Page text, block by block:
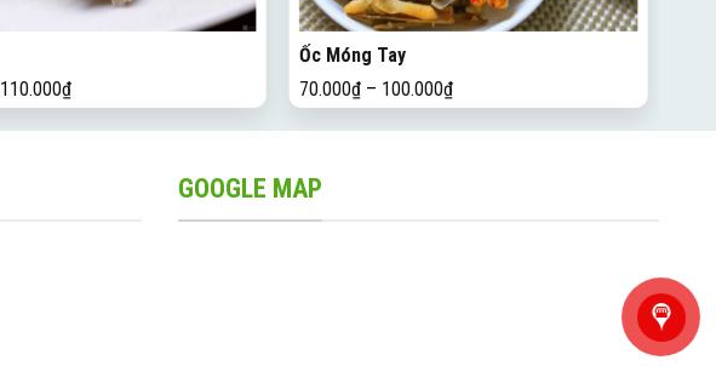
110.000₫
Ốc Móng Tay
70.000₫ – 100.000₫
GOOGLE MAP